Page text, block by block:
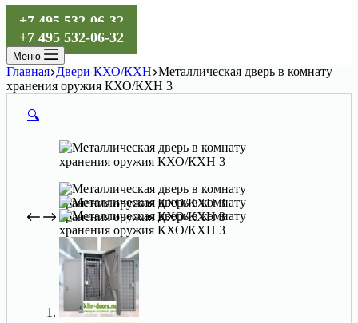
+7 495 532-06-32
+7 495 532-06-32
Меню
Главная Двери КХО/КХН Металлическая дверь в комнату
хранения оружия КХО/КХН 3
🔍